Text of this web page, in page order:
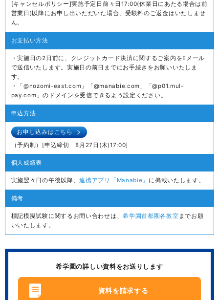
[キャンセルポリシー]実施予定日前々日17:00(休業日にあたる場合は前
営業日)以降にお申し出いただいた場合、受験料のご返金はいたしませ
ん。
お支払い方法
・実施日の2日前に、クレジットカード決済に関するご案内をEメール
で送信いたします。実施日の前日までにお手続きをお願いいたしま
す。
・「@nozomi-east.com」「@manabie.com」「@p01.mul-
pay.com」のドメインを受信できるよう設定ください。
申込方法
お申し込みはこちら
（予約制）[申込締切 8月27日(木)17:00]
個人成績表
実施翌々日の午後以降、連携アプリ「Manabie」 に掲載いたします。
備考
標記模擬試験に関するお問い合わせは、希学園首都圏各教室 までお願
いいたします。
希学園の詳しい資料をお送りします
資料を請求する